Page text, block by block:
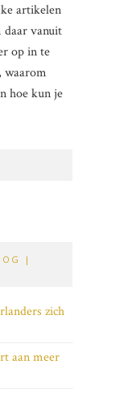
artikelen
daar vanuit
op in te
waarom
hoe kun je
|
zich
aan meer